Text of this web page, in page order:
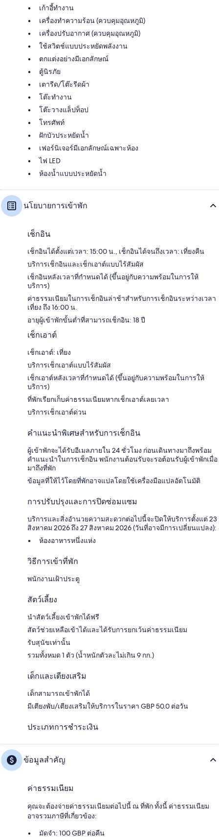
เก้าอี้ทำงาน
เครื่องทำความร้อน (ควบคุมอุณหภูมิ)
เครื่องปรับอากาศ (ควบคุมอุณหภูมิ)
ใช้สวิตช์แบบประหยัดพลังงาน
ตกแต่งอย่างมีเอกลักษณ์
ตู้นิรภัย
เตารีด/โต๊ะรีดผ้า
โต๊ะทำงาน
โต๊ะวางแล็ปท็อป
โทรศัพท์
ฝักบัวประหยัดน้ำ
เฟอร์นิเจอร์มีเอกลักษณ์เฉพาะห้อง
ไฟ LED
ห้องน้ำแบบประหยัดน้ำ
นโยบายการเข้าพัก
เช็กอิน
เช็กอินได้ตั้งแต่เวลา: 15:00 น., เช็กอินได้จนถึงเวลา: เที่ยงคืน
บริการเช็กอินและเช็กเอาต์แบบไร้สัมผัส
เช็กอินหลังเวลาที่กำหนดได้ (ขึ้นอยู่กับความพร้อมในการให้
บริการ)
ค่าธรรมเนียมในการเช็กอินล่าช้าสำหรับการเช็กอินระหว่างเวลา
เที่ยง ถึง 16:00 น.
อายุผู้เข้าพักขั้นต่ำที่สามารถเช็กอิน: 18 ปี
เช็กเอาต์
เช็กเอาต์: เที่ยง
บริการเช็กเอาต์แบบไร้สัมผัส
เช็กเอาต์หลังเวลาที่กำหนดได้ (ขึ้นอยู่กับความพร้อมในการให้
บริการ)
ที่พักเรียกเก็บค่าธรรมเนียมหากเช็กเอาต์เลยเวลา
บริการเช็กเอาต์ด่วน
คำแนะนำพิเศษสำหรับการเช็กอิน
ผู้เข้าพักจะได้รับอีเมลภายใน 24 ชั่วโมง ก่อนเดินทางมาถึงพร้อม
คำแนะนำในการเช็กอิน พนักงานต้อนรับจะรอต้อนรับผู้เข้าพักเมื่อ
มาถึงที่พัก
ข้อมูลที่ให้ไว้โดยที่พักอาจแปลโดยใช้เครื่องมือแปลอัตโนมัติ
การปรับปรุงและการปิดซ่อมแซม
บริการและสิ่งอำนวยความสะดวกต่อไปนี้จะปิดให้บริการตั้งแต่ 23
สิงหาคม 2026 ถึง 27 สิงหาคม 2026 (วันที่อาจมีการเปลี่ยนแปลง):
ห้องอาหารหนึ่งแห่ง
วิธีการเข้าที่พัก
พนักงานเฝ้าประตู
สัตว์เลี้ยง
นำสัตว์เลี้ยงเข้าพักได้ฟรี
สัตว์ช่วยเหลือเข้าได้และได้รับการยกเว้นค่าธรรมเนียม
รับสุนัขเท่านั้น
รวมทั้งหมด 1 ตัว (น้ำหนักตัวละไม่เกิน 9 กก.)
เด็กและเตียงเสริม
เด็กสามารถเข้าพักได้
มีเตียงพับ/เตียงเสริมให้บริการในราคา GBP 50.0 ต่อวัน
ประเภทการชำระเงิน
ข้อมูลสำคัญ
ค่าธรรมเนียม
คุณจะต้องจ่ายค่าธรรมเนียมต่อไปนี้ ณ ที่พัก ทั้งนี้ ค่าธรรมเนียม
อาจรวมภาษีที่เกี่ยวข้อง:
มัดจำ: 100 GBP ต่อคืน